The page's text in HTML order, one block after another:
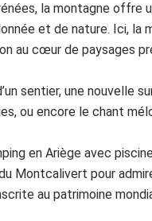
la montagne
et de nature. Ici, la
au cœur de paysages
sentier, une nouvelle
ou encore le chant
en Ariège avec
Montcalivert pour
au patrimoine